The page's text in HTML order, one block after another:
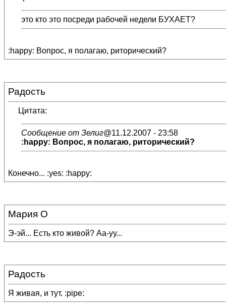
это кто это посреди рабочей недели БУХАЕТ?
:happy: Вопрос, я полагаю, риторический?
Радость
Цитата:
Сообщение от Зелиг@11.12.2007 - 23:58
:happy: Вопрос, я полагаю, риторический?
Конечно... :yes: :happy:
Мария О
Э-эй... Есть кто живой? Аа-уу...
Радость
Я живая, и тут. :pipe: